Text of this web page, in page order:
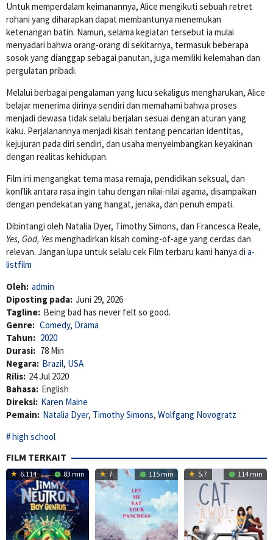
Untuk memperdalam keimanannya, Alice mengikuti sebuah retret
rohani yang diharapkan dapat membantunya menemukan
ketenangan batin. Namun, selama kegiatan tersebut ia mulai
menyadari bahwa orang-orang di sekitarnya, termasuk beberapa
sosok yang dianggap sebagai panutan, juga memiliki kelemahan dan
pergulatan pribadi.
Melalui berbagai pengalaman yang lucu sekaligus mengharukan, Alice
belajar menerima dirinya sendiri dan memahami bahwa proses
menjadi dewasa tidak selalu berjalan sesuai dengan aturan yang
kaku. Perjalanannya menjadi kisah tentang pencarian identitas,
kejujuran pada diri sendiri, dan usaha menyeimbangkan keyakinan
dengan realitas kehidupan.
Film ini mengangkat tema masa remaja, pendidikan seksual, dan
konflik antara rasa ingin tahu dengan nilai-nilai agama, disampaikan
dengan pendekatan yang hangat, jenaka, dan penuh empati.
Dibintangi oleh Natalia Dyer, Timothy Simons, dan Francesca Reale,
Yes, God, Yesmenghadirkan kisah coming-of-age yang cerdas dan
relevan. Jangan lupa untuk selalu cek Film terbaru kami hanya di a-
listfilm
Oleh: admin
Diposting pada: Juni 29, 2026
Tagline: Being bad has never felt so good.
Genre: Comedy, Drama
Tahun: 2020
Durasi: 78 Min
Negara: Brazil, USA
Rilis: 24 Jul 2020
Bahasa: English
Direksi: Karen Maine
Pemain: Natalia Dyer, Timothy Simons, Wolfgang Novogratz
high school
FILM TERKAIT
6.114 83 min 7 115 min 5.7 114 min